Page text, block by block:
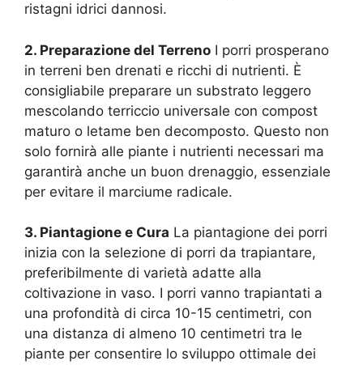
ristagni idrici dannosi.
2. Preparazione del Terreno I porri prosperano
in terreni ben drenati e ricchi di nutrienti. È
consigliabile preparare un substrato leggero
mescolando terriccio universale con compost
maturo o letame ben decomposto. Questo non
solo fornirà alle piante i nutrienti necessari ma
garantirà anche un buon drenaggio, essenziale
per evitare il marciume radicale.
3. Piantagione e Cura La piantagione dei porri
inizia con la selezione di porri da trapiantare,
preferibilmente di varietà adatte alla
coltivazione in vaso. I porri vanno trapiantati a
una profondità di circa 10-15 centimetri, con
una distanza di almeno 10 centimetri tra le
piante per consentire lo sviluppo ottimale dei